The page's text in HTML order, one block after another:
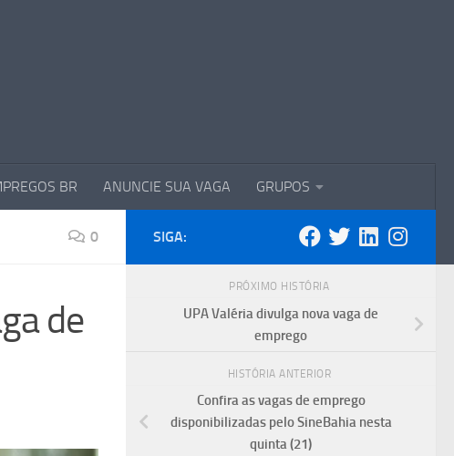
BR ANUNCIE SUA VAGA GRUPOS
0
de
SIGA:
PRÓXIMO HISTÓRIA
UPA Valéria divulga nova vaga de
emprego
HISTÓRIA ANTERIOR
Confira as vagas de emprego
disponibilizadas pelo SineBahia nesta
quinta (21)